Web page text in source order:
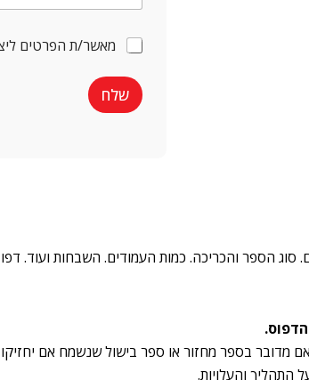
ו
נ
פ
ר
מ
ר
ת
מאשר/ת הפרטים
שלח
הספר והכריכה. כמות העמודים. השבחות ועוד.
מדובר בספר מחזור או ספר בישול שנשמח אם
התהליך והעלויות.